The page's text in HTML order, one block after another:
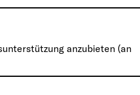
anzubieten (an